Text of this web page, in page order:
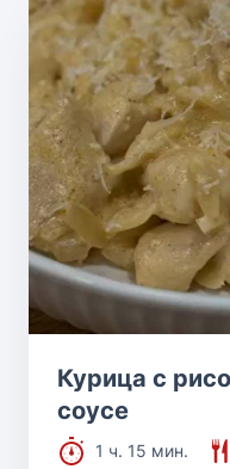
Курица с
соусе
1 ч. 15 мин.